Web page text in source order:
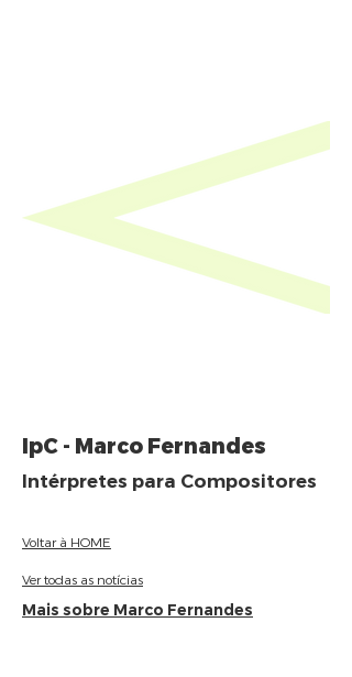
IpC - Marco Fernandes
Intérpretes para Compositores
Voltar à HOME
Ver todas as notícias
Mais sobre Marco Fernandes